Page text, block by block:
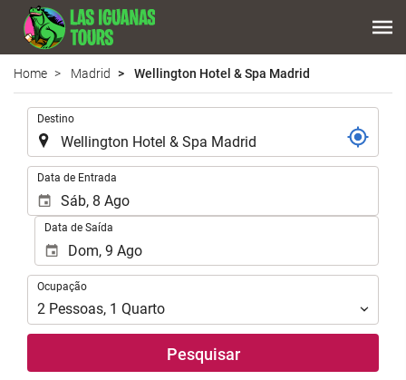
Home Madrid Wellington Hotel & Spa Madrid
Destino
Data de Entrada
Data de Saída
Ocupação
Ocupação
2 Pessoas, 1 Quarto
Pesquisar